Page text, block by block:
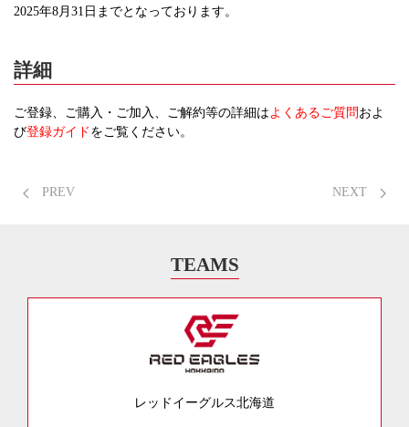
2025年8月31日までとなっております。
詳細
ご登録、ご購入・ご加入、ご解約等の詳細はよくあるご質問 およ
び登録ガイド をご覧ください。
PREV NEXT
TEAMS
レッドイーグルス北海道